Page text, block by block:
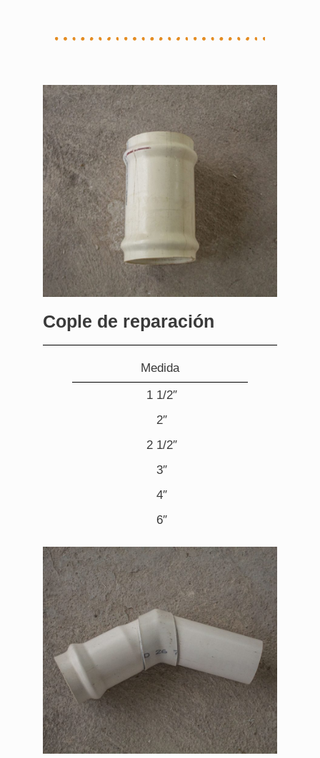
Cople de reparación
Medida
1 1/2″
2″
2 1/2″
3″
4″
6″